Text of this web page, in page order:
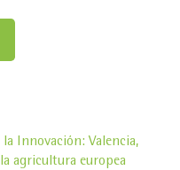
Innovación: Valencia,
agricultura europea